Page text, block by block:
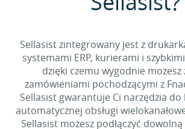
Sellasist zintegrowany jest z
systemami ERP, kurierami i
dzięki czemu wygodnie możesz
zamówieniami pochodzącymi z
Sellasist gwarantuje Ci narzędzia
automatycznej obsługi
Sellasist możesz podłączyć